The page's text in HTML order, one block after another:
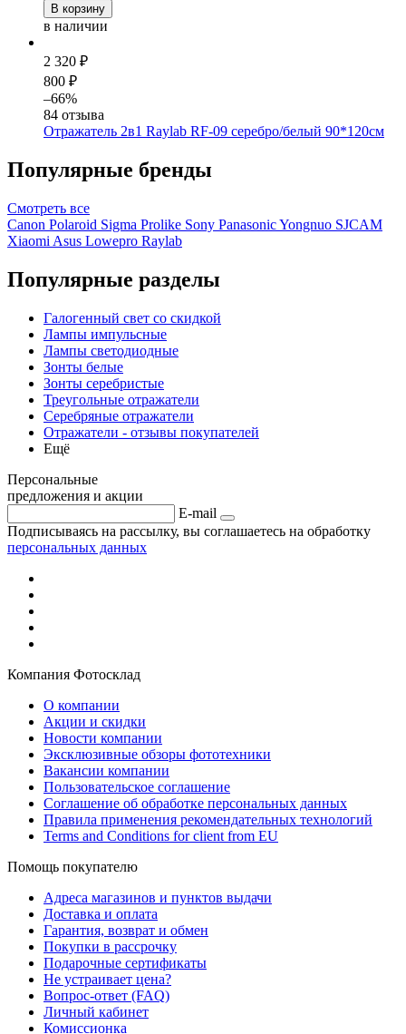
В корзину
в наличии
2 320 ₽
800 ₽
–66%
84 отзыва
Отражатель 2в1 Raylab RF-09 серебро/белый 90*120см
Популярные бренды
Смотреть все
Canon Polaroid Sigma Prolike Sony PanasonicYongnuo SJCAM
Xiaomi Asus Lowepro Raylab
Популярные разделы
Галогенный свет со скидкой
Лампы импульсные
Лампы светодиодные
Зонты белые
Зонты серебристые
Треугольные отражатели
Серебряные отражатели
Отражатели - отзывы покупателей
Ещё
Персональные
предложения и акции
E-mail
Подписываясь на рассылку, вы соглашаетесь на обработку
персональных данных
Компания Фотосклад
О компании
Акции и скидки
Новости компании
Эксклюзивные обзоры фототехники
Вакансии компании
Пользовательское соглашение
Соглашение об обработке персональных данных
Правила применения рекомендательных технологий
Terms and Conditions for client from EU
Помощь покупателю
Адреса магазинов и пунктов выдачи
Доставка и оплата
Гарантия, возврат и обмен
Покупки в рассрочку
Подарочные сертификаты
Не устраивает цена?
Вопрос-ответ (FAQ)
Личный кабинет
Комиссионка